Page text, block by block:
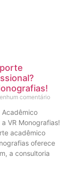
comentário
VR Monografias!
acadêmico
oferece
a consultoria